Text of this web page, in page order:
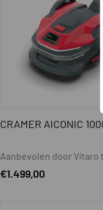
CRAMER AICONIC
Aanbevolen door Vitaro
€1.499,00